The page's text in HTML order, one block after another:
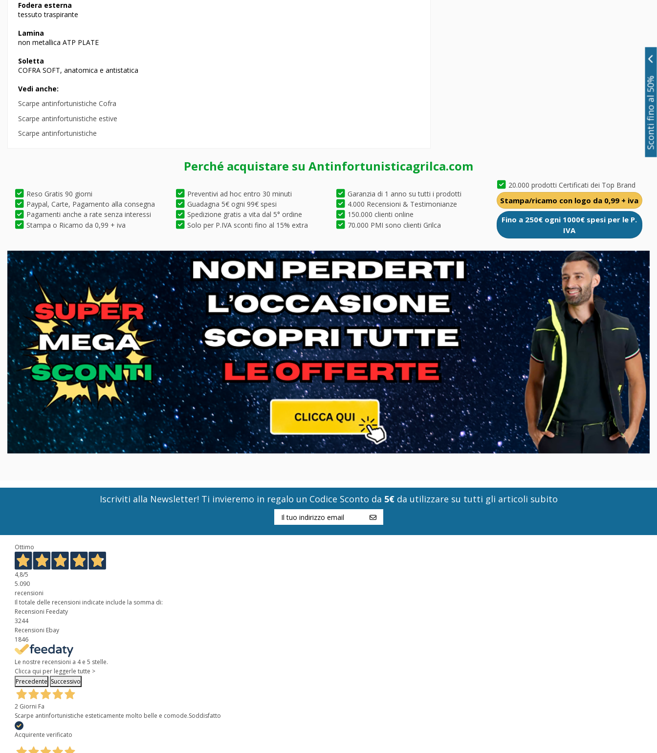
Fodera esterna
tessuto traspirante
Lamina
non metallica ATP PLATE
Soletta
COFRA SOFT, anatomica e antistatica
Vedi anche:
Scarpe antinfortunistiche Cofra
Scarpe antinfortunistiche estive
Scarpe antinfortunistiche
Perché acquistare su Antinfortunisticagrilca.com
Reso Gratis 90 giorni
Paypal, Carte, Pagamento alla consegna
Pagamenti anche a rate senza interessi
Stampa o Ricamo da 0,99 + iva
Preventivi ad hoc entro 30 minuti
Guadagna 5€ ogni 99€ spesi
Spedizione gratis a vita dal 5° ordine
Solo per P.IVA sconti fino al 15% extra
Garanzia di 1 anno su tutti i prodotti
4.000 Recensioni & Testimonianze
150.000 clienti online
70.000 PMI sono clienti Grilca
20.000 prodotti Certificati dei Top Brand
Stampa/ricamo con logo da 0,99 + iva
Fino a 250€ ogni 1000€ spesi per le P.
IVA
Iscriviti alla Newsletter! Ti invieremo in regalo un Codice Sconto da 5€da utilizzare su tutti gli articoli subito
Ottimo
4,8/5
5.090
recensioni
Il totale delle recensioni indicate include la somma di:
Recensioni Feedaty
3244
Recensioni Ebay
1846
Le nostre recensioni a 4 e 5 stelle.
Clicca qui per leggerle tutte >
Precedente Successivo
2 Giorni Fa
Scarpe antinfortunistiche esteticamente molto belle e comode.Soddisfatto
Acquirente verificato
Sconti fino al 50%